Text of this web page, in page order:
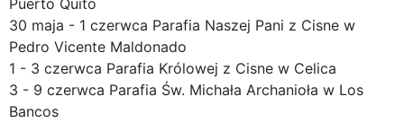
Puerto Quito
30 maja - 1 czerwca Parafia Naszej Pani z Cisne w
Pedro Vicente Maldonado
1 - 3 czerwca Parafia Królowej z Cisne w Celica
3 - 9 czerwca Parafia Św. Michała Archanioła w Los
Bancos